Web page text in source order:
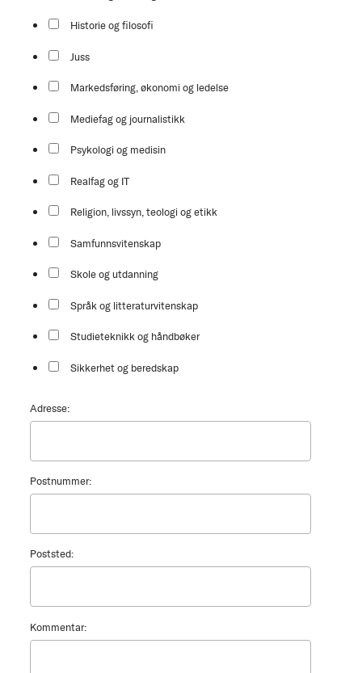
Historie og filosofi
Juss
Markedsføring, økonomi og ledelse
Mediefag og journalistikk
Psykologi og medisin
Realfag og IT
Religion, livssyn, teologi og etikk
Samfunnsvitenskap
Skole og utdanning
Språk og litteraturvitenskap
Studieteknikk og håndbøker
Sikkerhet og beredskap
Adresse:
Postnummer:
Poststed:
Kommentar: